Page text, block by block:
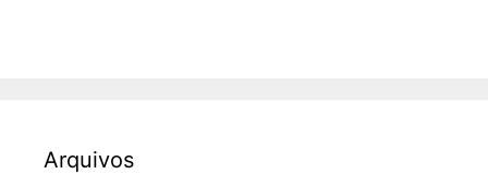
Arquivos